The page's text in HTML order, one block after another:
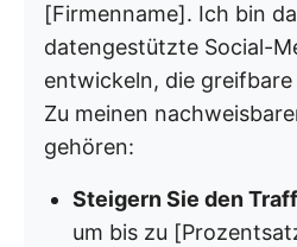
[Firmenname]. Ich bin
datengestützte Social-
entwickeln, die
Zu meinen
gehören:
Steigern Sie den
um bis zu